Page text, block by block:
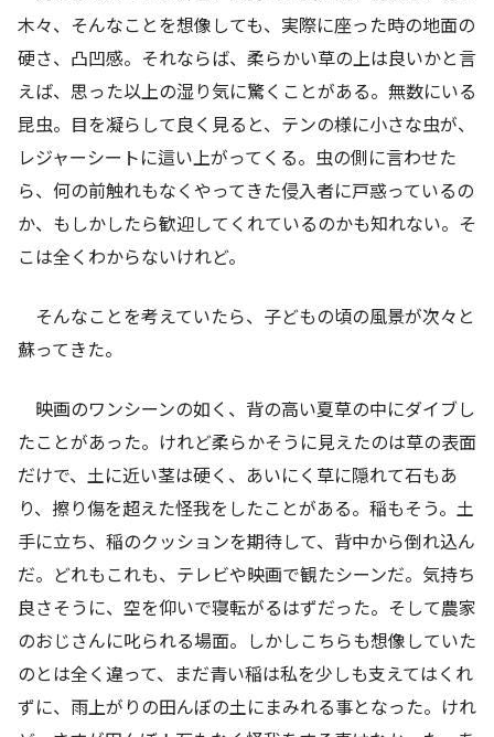
木々、そんなことを想像しても、実際に座った時の地面の
硬さ、凸凹感。それならば、柔らかい草の上は良いかと言
えば、思った以上の湿り気に驚くことがある。無数にいる
昆虫。目を凝らして良く見ると、テンの様に小さな虫が、
レジャーシートに這い上がってくる。虫の側に言わせた
ら、何の前触れもなくやってきた侵入者に戸惑っているの
か、もしかしたら歓迎してくれているのかも知れない。そ
こは全くわからないけれど。
そんなことを考えていたら、子どもの頃の風景が次々と
蘇ってきた。
映画のワンシーンの如く、背の高い夏草の中にダイブし
たことがあった。けれど柔らかそうに見えたのは草の表面
だけで、土に近い茎は硬く、あいにく草に隠れて石もあ
り、擦り傷を超えた怪我をしたことがある。稲もそう。土
手に立ち、稲のクッションを期待して、背中から倒れ込ん
だ。どれもこれも、テレビや映画で観たシーンだ。気持ち
良さそうに、空を仰いで寝転がるはずだった。そして農家
のおじさんに叱られる場面。しかしこちらも想像していた
のとは全く違って、まだ青い稲は私を少しも支えてはくれ
ずに、雨上がりの田んぼの土にまみれる事となった。けれ